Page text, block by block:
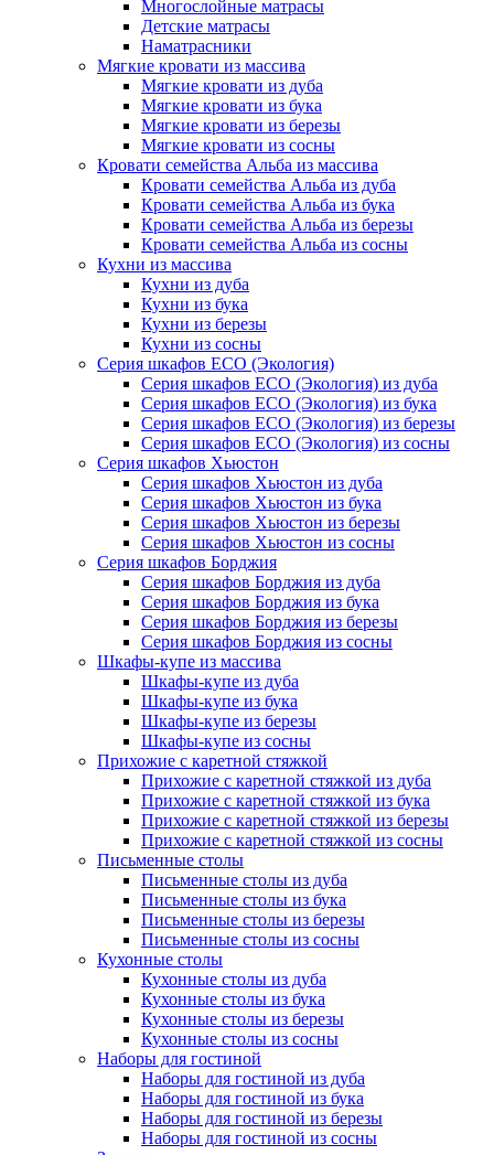
Многослойные матрасы
Детские матрасы
Наматрасники
Мягкие кровати из массива
Мягкие кровати из дуба
Мягкие кровати из бука
Мягкие кровати из березы
Мягкие кровати из сосны
Кровати семейства Альба из массива
Кровати семейства Альба из дуба
Кровати семейства Альба из бука
Кровати семейства Альба из березы
Кровати семейства Альба из сосны
Кухни из массива
Кухни из дуба
Кухни из бука
Кухни из березы
Кухни из сосны
Серия шкафов ECO (Экология)
Серия шкафов ECO (Экология) из дуба
Серия шкафов ECO (Экология) из бука
Серия шкафов ECO (Экология) из березы
Серия шкафов ECO (Экология) из сосны
Серия шкафов Хьюстон
Серия шкафов Хьюстон из дуба
Серия шкафов Хьюстон из бука
Серия шкафов Хьюстон из березы
Серия шкафов Хьюстон из сосны
Серия шкафов Борджия
Серия шкафов Борджия из дуба
Серия шкафов Борджия из бука
Серия шкафов Борджия из березы
Серия шкафов Борджия из сосны
Шкафы-купе из массива
Шкафы-купе из дуба
Шкафы-купе из бука
Шкафы-купе из березы
Шкафы-купе из сосны
Прихожие с каретной стяжкой
Прихожие с каретной стяжкой из дуба
Прихожие с каретной стяжкой из бука
Прихожие с каретной стяжкой из березы
Прихожие с каретной стяжкой из сосны
Письменные столы
Письменные столы из дуба
Письменные столы из бука
Письменные столы из березы
Письменные столы из сосны
Кухонные столы
Кухонные столы из дуба
Кухонные столы из бука
Кухонные столы из березы
Кухонные столы из сосны
Наборы для гостиной
Наборы для гостиной из дуба
Наборы для гостиной из бука
Наборы для гостиной из березы
Наборы для гостиной из сосны